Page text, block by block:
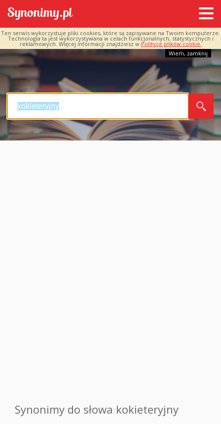
Ten serwis wykorzystuje pliki cookies, które są zapisywane na Twoim komputerze.
Technologia ta jest wykorzystywana w celach funkcjonalnych, statystycznych i
reklamowych. Więcej informacji znajdziesz w Polityce plików cookie.
Wiem, zamknij
Synonimy do słowa kokieteryjny